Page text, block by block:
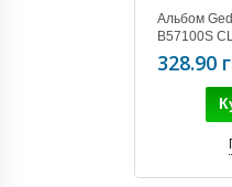
Альбом
B57100S
328.90